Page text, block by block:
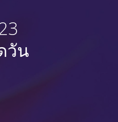
วัน